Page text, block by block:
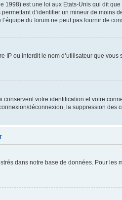
1998) est une loi aux Etats-Unis qui dit
d’identifier un mineur de
du forum ne peut pas fournir de
IP ou interdit le nom d’utilisateur que
votre identification et votre
déconnexion, la suppression des
dans notre base de données. Pour les